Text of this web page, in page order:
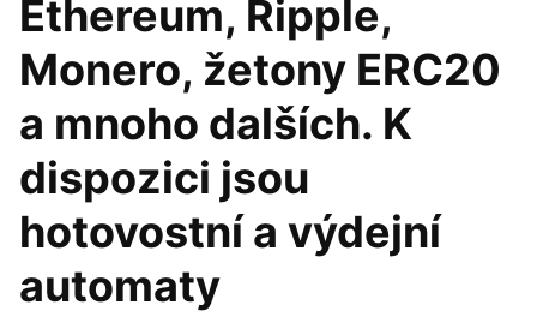
Ethereum, Ripple,
Monero, žetony ERC20
a mnoho dalších. K
dispozici jsou
hotovostní a výdejní
automaty